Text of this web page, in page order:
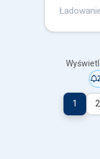
1 2